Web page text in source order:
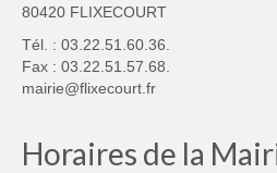
80420 FLIXECOURT
Tél. : 03.22.51.60.36.
Fax : 03.22.51.57.68.
mairie@flixecourt.fr
Horaires de la